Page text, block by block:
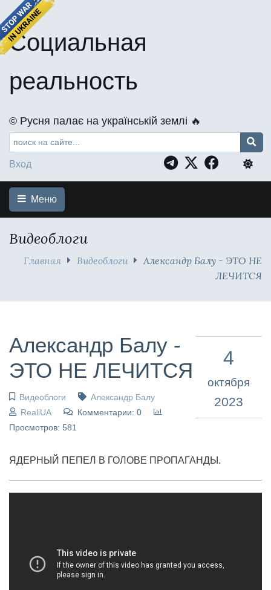
Социальная
реальность
©️ Русня палає на українській землі 🔥
Вход
Меню
Видеоблоги
Главная Видеоблоги
Александр Балу - ЭТО НЕ
ЛЕЧИТСЯ
Александр Балу -
ЭТО НЕ ЛЕЧИТСЯ
Видеоблоги
Александр Балу
RealiUA
Комментарии: 0
Просмотров: 581
4
октября
2023
ЯДЕРНЫЙ ПЕПЕЛ В ГОЛОВЕ ПРОПАГАНДЫ.